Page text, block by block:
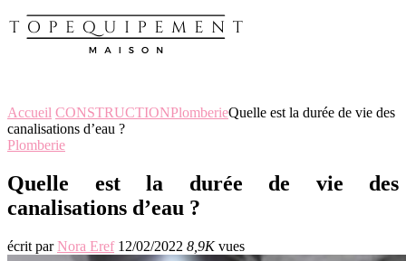
Accueil CONSTRUCTIONPlomberieQuelle est la durée de vie des
canalisations d’eau ?
Plomberie
Quelle est la durée de vie des
canalisations d’eau ?
écrit parNora Eref 12/02/2022 8,9Kvues